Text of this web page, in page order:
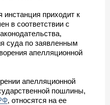
приходит к
в соответствии с
суда по заявленным
апелляционной
апелляционной
пошлины,
, относятся на ее